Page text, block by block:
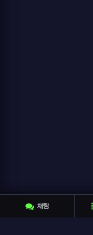
채팅